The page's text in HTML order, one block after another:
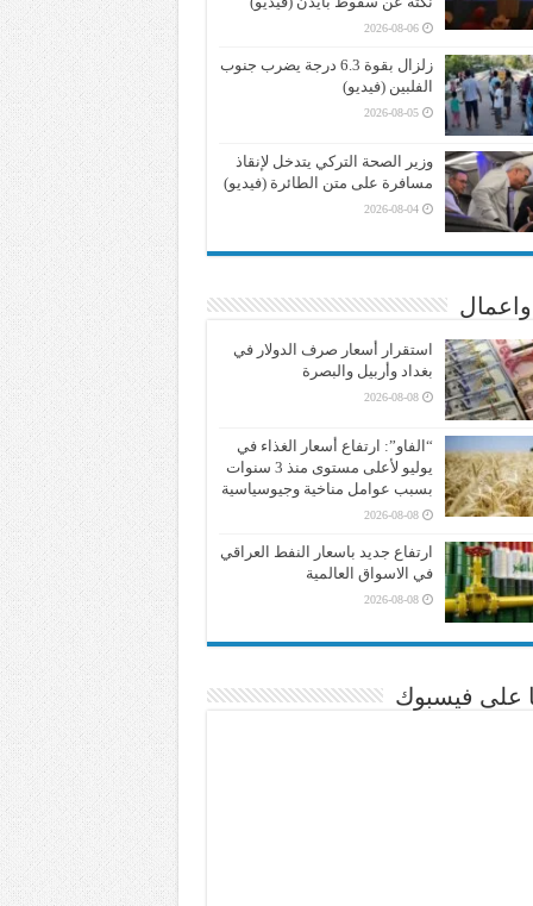
2026-08-06
زلزال بقوة 6.3 درجة يضرب جنوب
الفلبين (فيديو)
2026-08-05
وزير الصحة التركي يتدخل لإنقاذ
مسافرة على متن الطائرة (فيديو)
2026-08-04
استقرار أسعار صرف الدولار في
بغداد وأربيل والبصرة
2026-08-08
“الفاو”: ارتفاع أسعار الغذاء في
يوليو لأعلى مستوى منذ 3 سنوات
بسبب عوامل مناخية وجيوسياسية
2026-08-08
ارتفاع جديد باسعار النفط العراقي
في الاسواق العالمية
2026-08-08
على فيسبوك